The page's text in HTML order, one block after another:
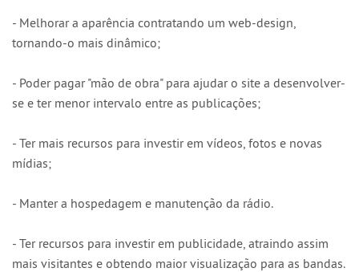
- Melhorar a aparência contratando um web-design,
tornando-o mais dinâmico;
- Poder pagar "mão de obra" para ajudar o site a desenvolver-
se e ter menor intervalo entre as publicações;
- Ter mais recursos para investir em vídeos, fotos e novas
mídias;
- Manter a hospedagem e manutenção da rádio.
- Ter recursos para investir em publicidade, atraindo assim
mais visitantes e obtendo maior visualização para as bandas.